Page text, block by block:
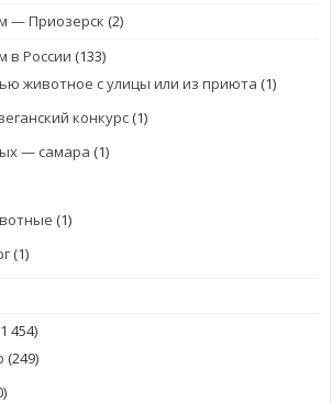
— Приозерск (2)
России (133)
животное с улицы или из приюта (1)
конкурс(1)
— самара (1)
(1)
(1)
454)
(249)